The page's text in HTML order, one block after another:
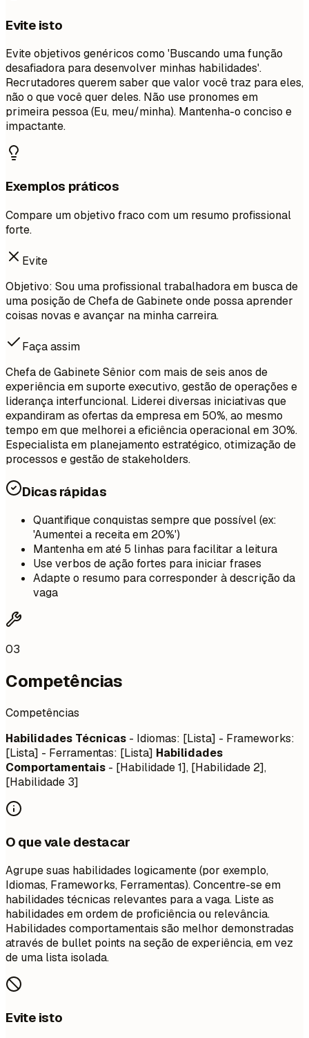
Evite isto
Evite objetivos genéricos como 'Buscando uma função
desafiadora para desenvolver minhas habilidades'.
Recrutadores querem saber que valor você traz para eles,
não o que você quer deles. Não use pronomes em
primeira pessoa (Eu, meu/minha). Mantenha-o conciso e
impactante.
Exemplos práticos
Compare um objetivo fraco com um resumo profissional
forte.
Evite
Objetivo: Sou uma profissional trabalhadora em busca de
uma posição de Chefa de Gabinete onde possa aprender
coisas novas e avançar na minha carreira.
Faça assim
Chefa de Gabinete Sênior com mais de seis anos de
experiência em suporte executivo, gestão de operações e
liderança interfuncional. Liderei diversas iniciativas que
expandiram as ofertas da empresa em 50%, ao mesmo
tempo em que melhorei a eficiência operacional em 30%.
Especialista em planejamento estratégico, otimização de
processos e gestão de stakeholders.
Dicas rápidas
Quantifique conquistas sempre que possível (ex:
'Aumentei a receita em 20%')
Mantenha em até 5 linhas para facilitar a leitura
Use verbos de ação fortes para iniciar frases
Adapte o resumo para corresponder à descrição da
vaga
03
Competências
Competências
Habilidades Técnicas - Idiomas: [Lista] - Frameworks:
[Lista] - Ferramentas: [Lista] Habilidades
Comportamentais - [Habilidade 1], [Habilidade 2],
[Habilidade 3]
O que vale destacar
Agrupe suas habilidades logicamente (por exemplo,
Idiomas, Frameworks, Ferramentas). Concentre-se em
habilidades técnicas relevantes para a vaga. Liste as
habilidades em ordem de proficiência ou relevância.
Habilidades comportamentais são melhor demonstradas
através de bullet points na seção de experiência, em vez
de uma lista isolada.
Evite isto